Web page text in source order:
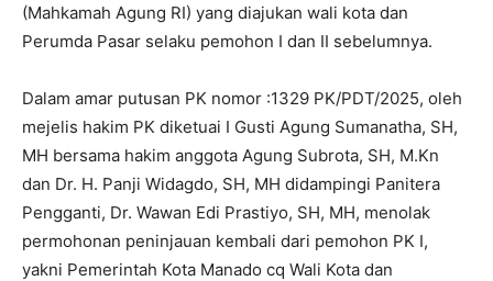
(Mahkamah Agung RI) yang diajukan wali kota dan
Perumda Pasar selaku pemohon I dan II sebelumnya.
Dalam amar putusan PK nomor :1329 PK/PDT/2025, oleh
mejelis hakim PK diketuai I Gusti Agung Sumanatha, SH,
MH bersama hakim anggota Agung Subrota, SH, M.Kn
dan Dr. H. Panji Widagdo, SH, MH didampingi Panitera
Pengganti, Dr. Wawan Edi Prastiyo, SH, MH, menolak
permohonan peninjauan kembali dari pemohon PK I,
yakni Pemerintah Kota Manado cq Wali Kota dan